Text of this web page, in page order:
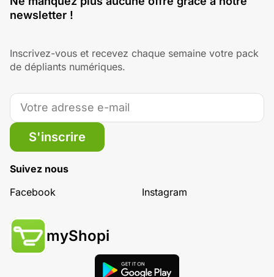
newsletter !
Inscrivez-vous et recevez chaque semaine votre pack
de dépliants numériques.
S'inscrire
Suivez nous
Facebook
Instagram
myShopi